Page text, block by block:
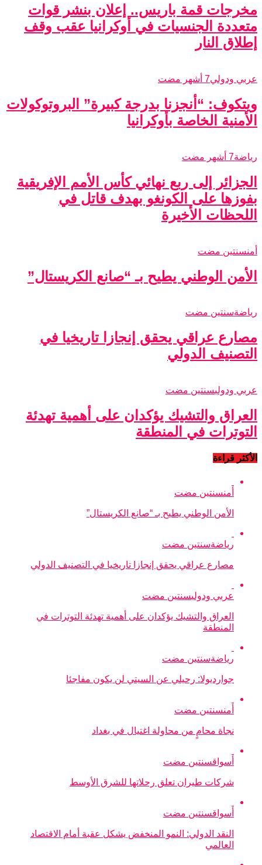
مخرجات قمة باريس.. إعلان بنشر قوات
متعددة الجنسيات في أوكرانيا عقب وقف
إطلاق النار
عربي ودولي7 أشهر مضت
ويتكوف: “أنجزنا بدرجة كبيرة” البروتوكولات
الأمنية الخاصة بأوكرانيا
رياضة7 أشهر مضت
الجزائر إلى ربع نهائي كأس الأمم الإفريقية
بفوزها على الكونغو بهدف قاتل في
اللحظات الأخيرة
أمنسنتين مضت
الأمن الوطني يطيح بـ “صانع الكريستال”
رياضةسنتين مضت
مصارع عراقي يحقق إنجازا تاريخيا في
التصنيف الدولي
عربي ودوليسنتين مضت
العراق والتشيك يؤكدان على أهمية تهدئة
التوترات في المنطقة
الأكثر قراءة
أمنسنتين مضت
الأمن الوطني يطيح بـ “صانع الكريستال”
رياضةسنتين مضت
مصارع عراقي يحقق إنجازا تاريخيا في التصنيف الدولي
عربي ودوليسنتين مضت
العراق والتشيك يؤكدان على أهمية تهدئة التوترات في
المنطقة
رياضةسنتين مضت
جوارديولا: رحيلي عن السيتي لن يكون مفاجئا
أمنسنتين مضت
نجاة محامٍ من محاولة اغتيال في بغداد
أسواقسنتين مضت
شركات طيران تعلق رحلاتها للشرق الأوسط
أسواقسنتين مضت
النقد الدولي: النمو المنخفض يشكل عقبة أمام الاقتصاد
العالمي